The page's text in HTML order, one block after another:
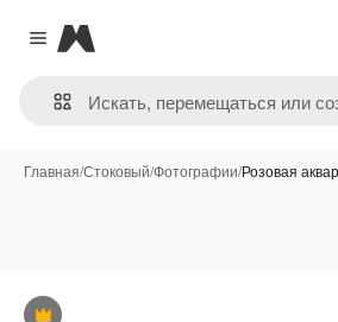
Close menu
Magnific
Главная/Стоковый/Фотографии/Розовая